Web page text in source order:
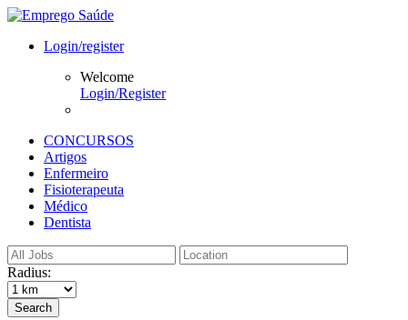
Login/register
Welcome
Login/Register
CONCURSOS
Artigos
Enfermeiro
Fisioterapeuta
Médico
Dentista
Radius:
Search